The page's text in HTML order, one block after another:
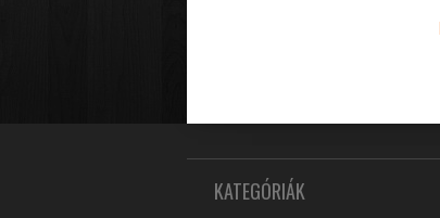
KATEGÓRIÁK